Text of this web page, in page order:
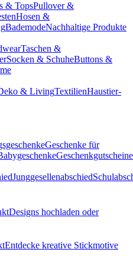
& TopsPullover &
Hosen &
BademodeNachhaltige Produkte
Taschen &
Socken & SchuheButtons &
& LivingTextilienHaustier-
Geschenke für
Geschenkgutscheine
Junggesellenabschied
Designs hochladen oder
Entdecke kreative Stickmotive